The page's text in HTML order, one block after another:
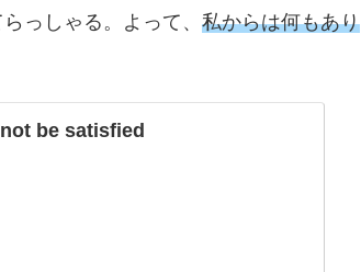
っしゃる。よって、 私からは何もあり
be satisfied